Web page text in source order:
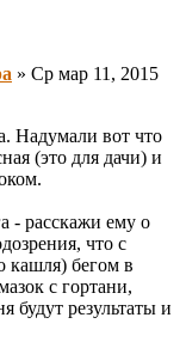
» Ср мар 11, 2015
Надумали вот что
(это для дачи) и
- расскажи ему о
что с
кашля) бегом в
с гортани,
будут результаты и